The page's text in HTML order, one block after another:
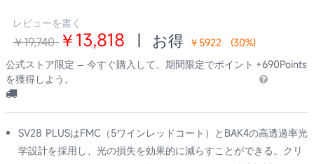
レビューを書く
￥19,740 ￥13,818 | お得 ￥5922 (30%)
公式ストア限定 – 今すぐ購入して、期間限定でポイント
を獲得しよう。
+690Points
SV28 PLUSはFMC（5ワインレッドコート）とBAK4の高透過率光
学設計を採用し、光の損失を効果的に減らすことができる。クリ